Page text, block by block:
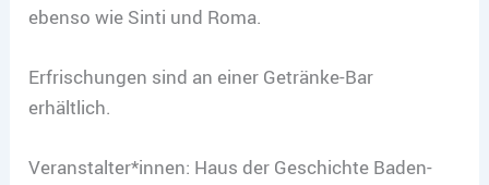
ebenso wie Sinti und Roma.
Erfrischungen sind an einer Getränke-Bar
erhältlich.
Veranstalter*innen: Haus der Geschichte Baden-